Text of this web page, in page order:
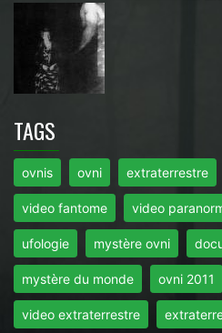
TAGS
ovnis ovni extraterrestre
video fantome video
ufologie mystère ovni
mystère du monde ovni 2011
video extraterrestre